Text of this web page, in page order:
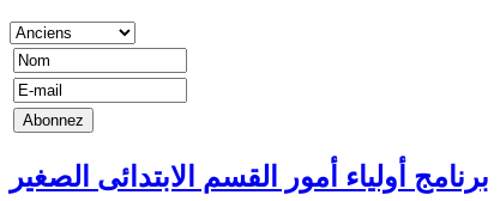
برنامج أولياء أمور القسم الابتدائى الصغير